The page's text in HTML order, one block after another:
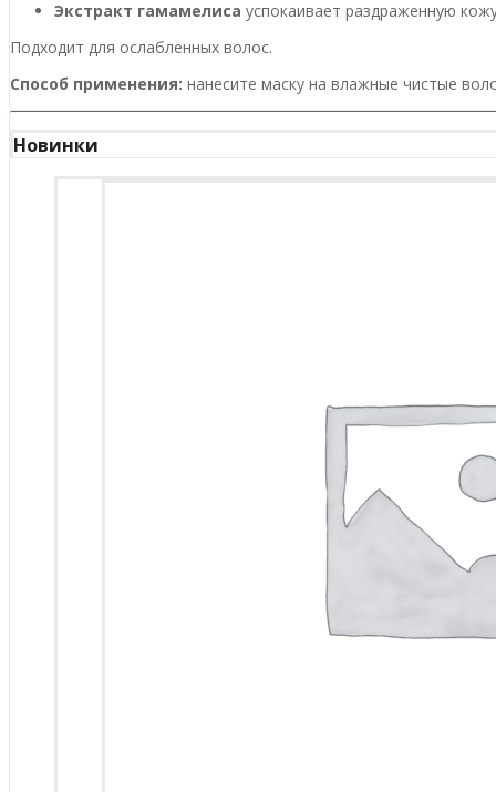
Экстракт гамамелиса успокаивает раздраженную
Подходит для ослабленных волос.
Способ применения: нанесите маску на влажные чистые
Новинки